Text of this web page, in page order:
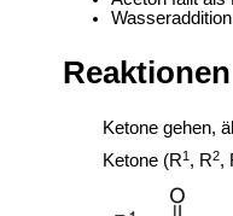
Reaktionen
Ketone gehen,
Ketone (R1, R2,